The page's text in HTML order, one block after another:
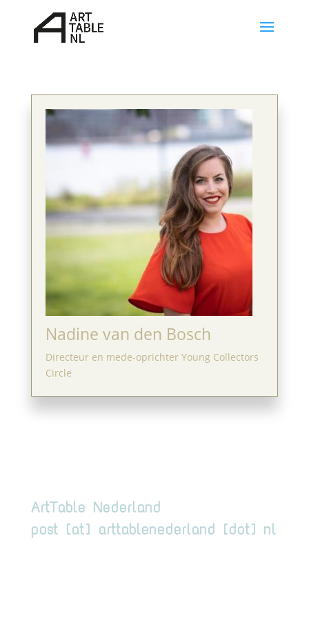
Nadine van den Bosch
Directeur en mede-oprichter Young Collectors
Circle
ArtTable Nederland
post [at] arttablenederland [dot] nl